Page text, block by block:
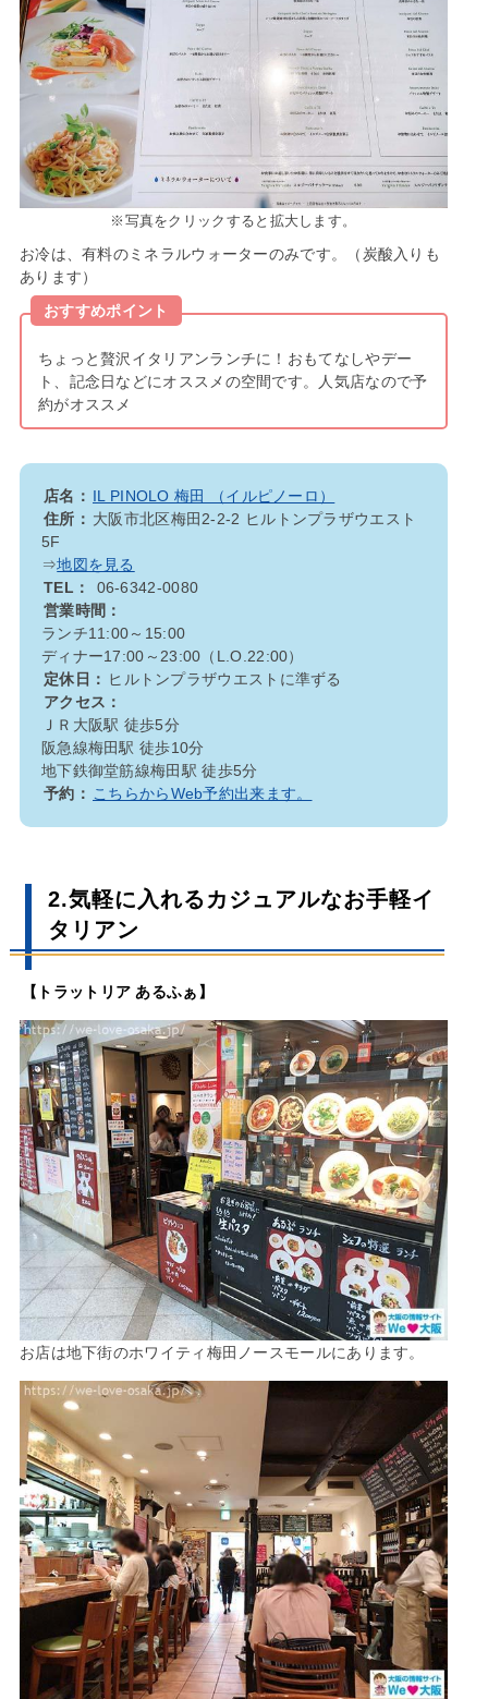
※写真をクリックすると拡大します。
お冷は、有料のミネラルウォーターのみです。（炭酸入りも
あります）
おすすめポイント
ちょっと贅沢イタリアンランチに！おもてなしやデー
ト、記念日などにオススメの空間です。人気店なので予
約がオススメ
店名： IL PINOLO 梅田 （イルピノーロ）
住所： 大阪市北区梅田2-2-2 ヒルトンプラザウエスト
5F
⇒地図を見る
TEL：
06-6342-0080
営業時間：
ランチ11:00～15:00
ディナー17:00～23:00（L.O.22:00）
定休日： ヒルトンプラザウエストに準ずる
アクセス：
ＪＲ大阪駅 徒歩5分
阪急線梅田駅 徒歩10分
地下鉄御堂筋線梅田駅 徒歩5分
予約： こちらからWeb予約出来ます。
2.気軽に入れるカジュアルなお手軽イ
タリアン
【トラットリア あるふぁ】
お店は地下街のホワイティ梅田ノースモールにあります。